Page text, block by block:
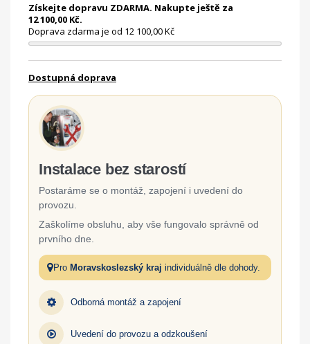
Získejte dopravu ZDARMA. Nakupte ještě za
12 100,00 Kč.
Doprava zdarma je od 12 100,00 Kč
Dostupná doprava
Instalace bez starostí
Postaráme se o montáž, zapojení i uvedení do
provozu.
Zaškolíme obsluhu, aby vše fungovalo správně od
prvního dne.
Pro Moravskoslezský kraj individuálně dle dohody.
Odborná montáž a zapojení
Uvedení do provozu a odzkoušení